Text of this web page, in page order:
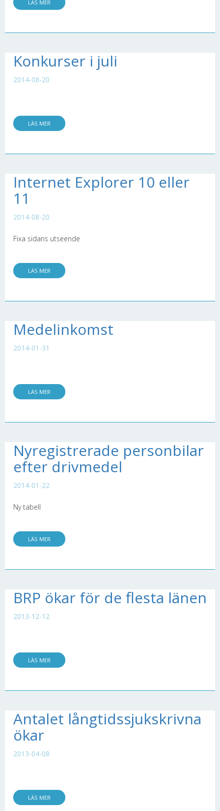
LÄS MER
Konkurser i juli
2014-08-20
LÄS MER
Internet Explorer 10 eller
11
2014-08-20
Fixa sidans utseende
LÄS MER
Medelinkomst
2014-01-31
LÄS MER
Nyregistrerade personbilar
efter drivmedel
2014-01-22
Ny tabell
LÄS MER
BRP ökar för de flesta länen
2013-12-12
LÄS MER
Antalet långtidssjukskrivna
ökar
2013-04-08
LÄS MER